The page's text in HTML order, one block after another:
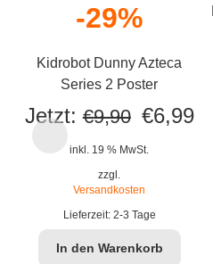
-29%
Kidrobot Dunny Azteca
Series 2 Poster
Jetzt: €9,90
Preis
€9,90
€6,99
inkl. 19 % MwSt.
zzgl.
Versandkosten
Lieferzeit: 2-3 Tage
In den Warenkorb